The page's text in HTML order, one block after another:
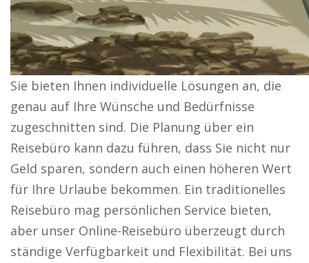
Sie bieten Ihnen individuelle Lösungen an, die
genau auf Ihre Wünsche und Bedürfnisse
zugeschnitten sind. Die Planung über ein
Reisebüro kann dazu führen, dass Sie nicht nur
Geld sparen, sondern auch einen höheren Wert
für Ihre Urlaube bekommen. Ein traditionelles
Reisebüro mag persönlichen Service bieten,
aber unser Online-Reisebüro überzeugt durch
ständige Verfügbarkeit und Flexibilität. Bei uns